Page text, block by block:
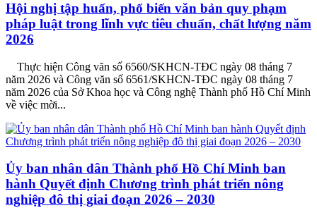
Hội nghị tập huấn, phổ biến văn bản quy phạm
pháp luật trong lĩnh vực tiêu chuẩn, chất lượng năm
2026
Thực hiện Công văn số 6560/SKHCN-TĐC ngày 08 tháng 7
năm 2026 và Công văn số 6561/SKHCN-TĐC ngày 08 tháng 7
năm 2026 của Sở Khoa học và Công nghệ Thành phố Hồ Chí Minh
về việc mời...
Ủy ban nhân dân Thành phố Hồ Chí Minh ban
hành Quyết định Chương trình phát triển nông
nghiệp đô thị giai đoạn 2026 – 2030